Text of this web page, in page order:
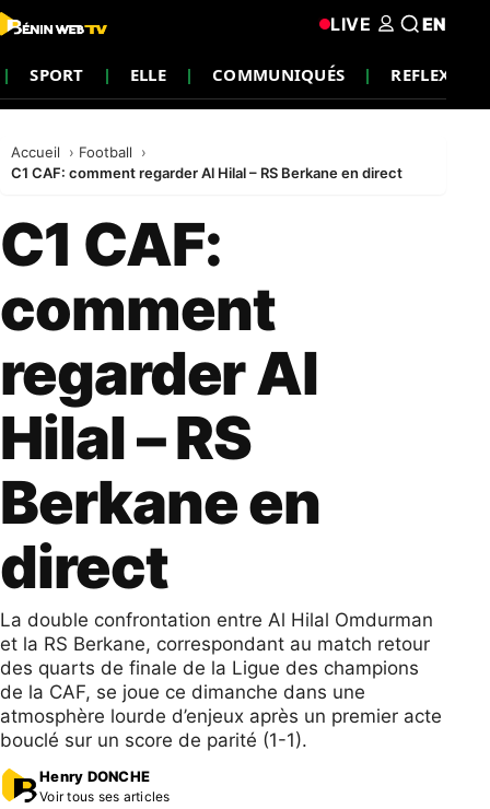
SPORT ELLE COMMUNIQUÉS REFLEXION
LIVE EN
Accueil
Football
C1 CAF: comment regarder Al Hilal – RS Berkane en direct
C1 CAF:
comment
regarder Al
Hilal – RS
Berkane en
direct
La double confrontation entre Al Hilal Omdurman
et la RS Berkane, correspondant au match retour
des quarts de finale de la Ligue des champions
de la CAF, se joue ce dimanche dans une
atmosphère lourde d’enjeux après un premier acte
bouclé sur un score de parité (1-1).
Henry DONCHE
Voir tous ses articles